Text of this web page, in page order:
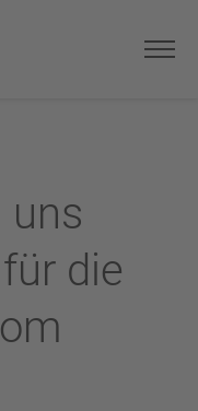
uns
die